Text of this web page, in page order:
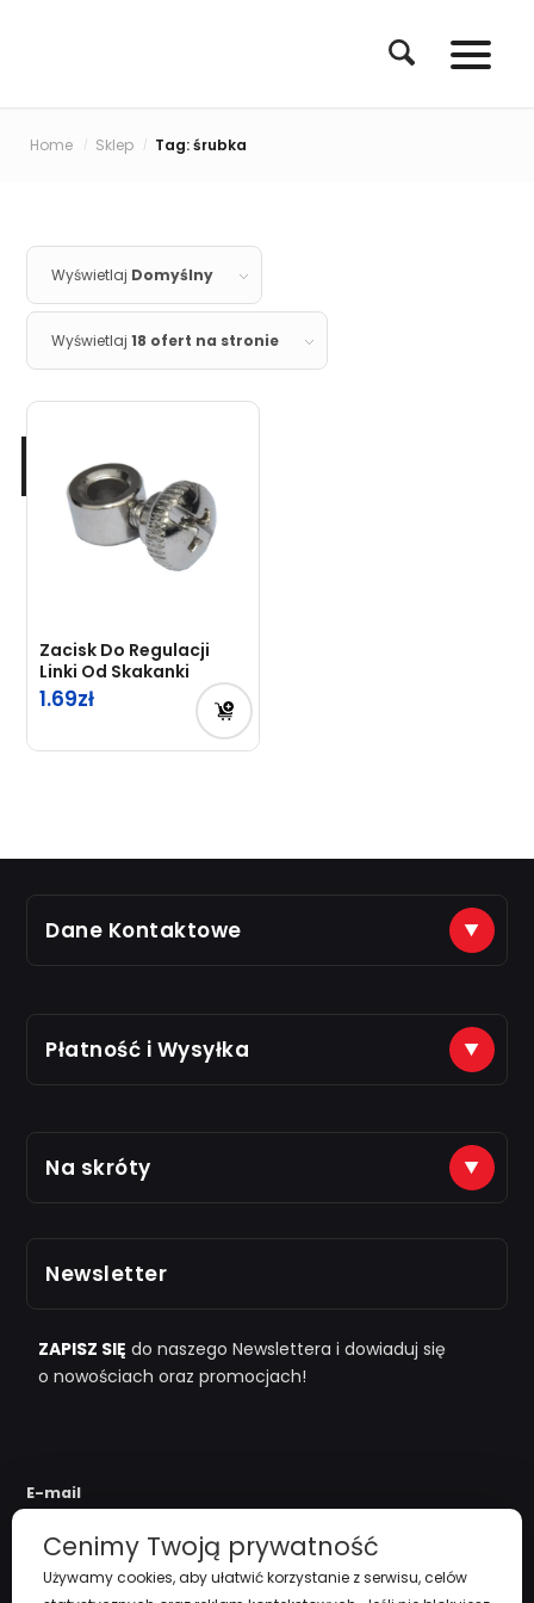
Home / Sklep / Tag: śrubka
Wyświetlaj Domyślny
Wyświetlaj18 ofert na stronie
Zacisk Do Regulacji
Linki Od Skakanki
1.69
Dane Kontaktowe
(+48) 888 561 463
na e-maile odpisujemy od 8.00 do 16.00
Płatność i Wysyłka
Just7Gym
i "przy zamówieniu powyżej 1000zł
Na skróty
Zarejestruj się
Regulamin
Newsletter
ZAPISZ SIĘ do naszego Newslettera i dowiaduj się
o nowościach oraz promocjach!
E-mail
Cenimy Twoją prywatność
Używamy cookies, aby ułatwić korzystanie z serwisu, celów